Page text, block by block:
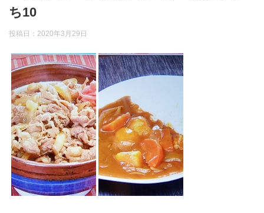
ち10
投稿日： 2020年3月29日